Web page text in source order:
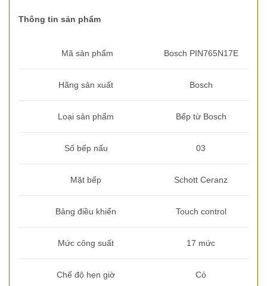
Thông tin sản phẩm
Mã sản phẩm Bosch PIN765N17E
Hãng sản xuất Bosch
Loại sản phẩm Bếp từ Bosch
Số bếp nấu 03
Mặt bếp Schott Ceranz
Bảng điều khiển Touch control
Mức công suất 17 mức
Chế độ hẹn giờ Có